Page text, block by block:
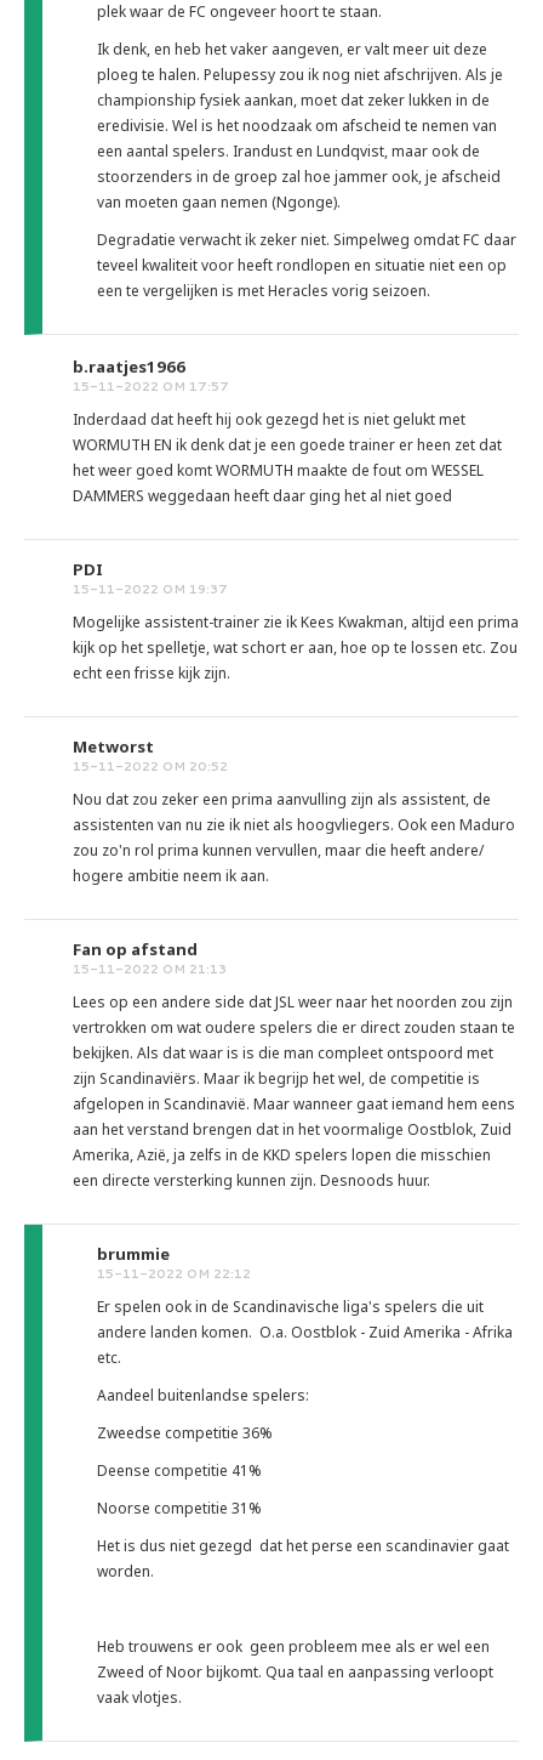
plek waar de FC ongeveer hoort te staan.
Ik denk, en heb het vaker aangeven, er valt meer uit deze
ploeg te halen. Pelupessy zou ik nog niet afschrijven. Als je
championship fysiek aankan, moet dat zeker lukken in de
eredivisie. Wel is het noodzaak om afscheid te nemen van
een aantal spelers. Irandust en Lundqvist, maar ook de
stoorzenders in de groep zal hoe jammer ook, je afscheid
van moeten gaan nemen (Ngonge).
Degradatie verwacht ik zeker niet. Simpelweg omdat FC daar
teveel kwaliteit voor heeft rondlopen en situatie niet een op
een te vergelijken is met Heracles vorig seizoen.
b.raatjes1966
15-11-2022 OM 17:57
Inderdaad dat heeft hij ook gezegd het is niet gelukt met
WORMUTH EN ik denk dat je een goede trainer er heen zet dat
het weer goed komt WORMUTH maakte de fout om WESSEL
DAMMERS weggedaan heeft daar ging het al niet goed
PDI
15-11-2022 OM 19:37
Mogelijke assistent-trainer zie ik Kees Kwakman, altijd een prima
kijk op het spelletje, wat schort er aan, hoe op te lossen etc. Zou
echt een frisse kijk zijn.
Metworst
15-11-2022 OM 20:52
Nou dat zou zeker een prima aanvulling zijn als assistent, de
assistenten van nu zie ik niet als hoogvliegers. Ook een Maduro
zou zo'n rol prima kunnen vervullen, maar die heeft andere/
hogere ambitie neem ik aan.
Fan op afstand
15-11-2022 OM 21:13
Lees op een andere side dat JSL weer naar het noorden zou zijn
vertrokken om wat oudere spelers die er direct zouden staan te
bekijken. Als dat waar is is die man compleet ontspoord met
zijn Scandinaviërs. Maar ik begrijp het wel, de competitie is
afgelopen in Scandinavië. Maar wanneer gaat iemand hem eens
aan het verstand brengen dat in het voormalige Oostblok, Zuid
Amerika, Azië, ja zelfs in de KKD spelers lopen die misschien
een directe versterking kunnen zijn. Desnoods huur.
brummie
15-11-2022 OM 22:12
Er spelen ook in de Scandinavische liga's spelers die uit
andere landen komen. O.a. Oostblok - Zuid Amerika - Afrika
etc.
Aandeel buitenlandse spelers:
Zweedse competitie 36%
Deense competitie 41%
Noorse competitie 31%
Het is dus niet gezegd dat het perse een scandinavier gaat
worden.
Heb trouwens er ook geen probleem mee als er wel een
Zweed of Noor bijkomt. Qua taal en aanpassing verloopt
vaak vlotjes.